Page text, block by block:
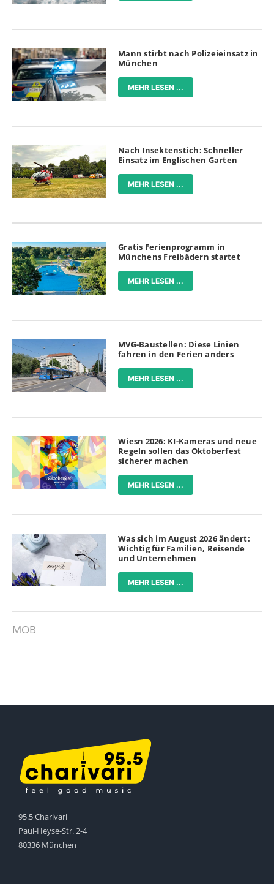
Mann stirbt nach Polizeieinsatz in
München
MEHR LESEN ...
Nach Insektenstich: Schneller
Einsatz im Englischen Garten
MEHR LESEN ...
Gratis Ferienprogramm in
Münchens Freibädern startet
MEHR LESEN ...
MVG-Baustellen: Diese Linien
fahren in den Ferien anders
MEHR LESEN ...
Wiesn 2026: KI-Kameras und neue
Regeln sollen das Oktoberfest
sicherer machen
MEHR LESEN ...
Was sich im August 2026 ändert:
Wichtig für Familien, Reisende
und Unternehmen
MEHR LESEN ...
MOB
95.5 Charivari
Paul-Heyse-Str. 2-4
80336 München